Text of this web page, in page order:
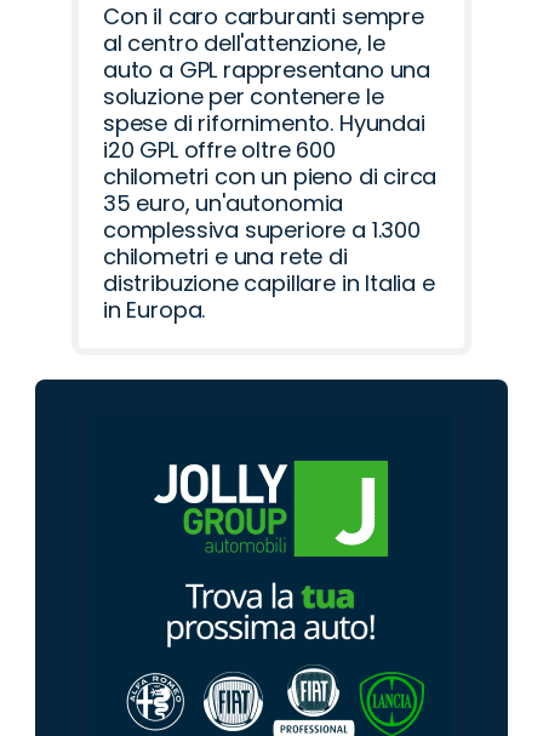
Con il caro carburanti sempre
al centro dell'attenzione, le
auto a GPL rappresentano una
soluzione per contenere le
spese di rifornimento. Hyundai
i20 GPL offre oltre 600
chilometri con un pieno di circa
35 euro, un'autonomia
complessiva superiore a 1.300
chilometri e una rete di
distribuzione capillare in Italia e
in Europa.